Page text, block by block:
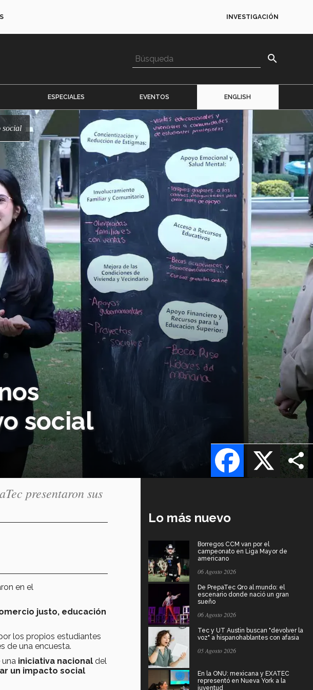
INVESTIGACIÓN
search
ESPECIALES EVENTOS ENGLISH
social
social
X
Facebook
presentaron sus
en el
justo, educación
los propios estudiantes
de una encuesta.
iniciativa nacional del
un impacto social
Lo más nuevo
Borregos CCM van por el
campeonato en Liga Mayor de
americano
06 Agosto 2026
De PrepaTec Qro al mundo: el
escenario donde nació un gran
sueño
06 Agosto 2026
Tec y UT Austin buscan "devolver la
voz" a hispanohablantes con afasia
05 Agosto 2026
En la ONU: mexicana y EXATEC
representó en Nueva York a la
juventud